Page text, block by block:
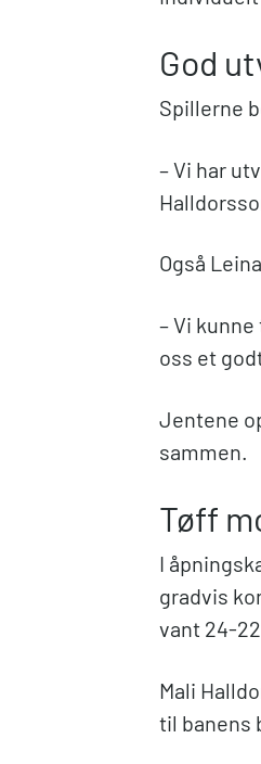
God
Spillerne
– Vi har
Også
– Vi
oss et
Jentene
sammen.
Tøff
I
gradvis
vant 24-22.
Mali
til banens